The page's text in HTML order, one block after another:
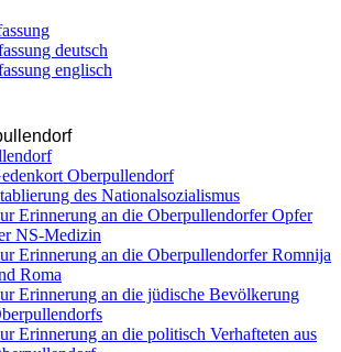
deutsch
englisch
Oberpullendorf
des Nationalsozialismus
Erinnerung an die Oberpullendorfer Opfer
NS-Medizin
Erinnerung an die Oberpullendorfer Romnija
Roma
Erinnerung an die jüdische Bevölkerung
Erinnerung an die politisch Verhafteten aus